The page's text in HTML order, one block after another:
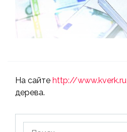
На сайте http://www.kverk.ru
дерева.